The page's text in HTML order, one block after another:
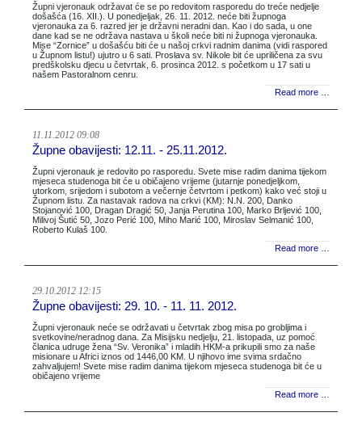
Župni vjeronauk održavat će se po redovitom rasporedu do treće nedjelje
došašća (16. XII.). U ponedjeljak, 26. 11. 2012. neće biti župnoga
vjeronauka za 6. razred jer je državni neradni dan. Kao i do sada, u one
dane kad se ne održava nastava u školi neće biti ni župnoga vjeronauka.
Mise “Zornice” u došašću biti će u našoj crkvi radnim danima (vidi raspored
u Župnom listu!) ujutro u 6 sati. Proslava sv. Nikole bit će upriličena za svu
predškolsku djecu u četvrtak, 6. prosinca 2012. s početkom u 17 sati u
našem Pastoralnom cenru.
Read more …
11.11.2012 09:08
Župne obavijesti: 12.11. - 25.11.2012.
Župni vjeronauk je redovito po rasporedu. Svete mise radim danima tijekom
mjeseca studenoga bit će u običajeno vrijeme (jutarnje ponedjeljkom,
utorkom, srijedom i subotom a večernje četvrtom i petkom) kako već stoji u
Župnom listu. Za nastavak radova na crkvi (KM): N.N. 200, Danko
Stojanović 100, Dragan Dragić 50, Janja Perutina 100, Marko Brljević 100,
Milivoj Šutić 50, Jozo Perić 100, Miho Marić 100, Miroslav Selmanić 100,
Roberto Kulaš 100.
Read more …
29.10.2012 12:15
Župne obavijesti: 29. 10. - 11. 11. 2012.
Župni vjeronauk neće se održavati u četvrtak zbog misa po grobljima i
svetkovine/neradnog dana. Za Misijsku nedjelju, 21. listopada, uz pomoć
članica udruge žena “Sv. Veronika” i mladih HKM-a prikupili smo za naše
misionare u Africi iznos od 1446,00 KM. U njihovo ime svima srdačno
zahvaljujem! Svete mise radim danima tijekom mjeseca studenoga bit će u
običajeno vrijeme
Read more …